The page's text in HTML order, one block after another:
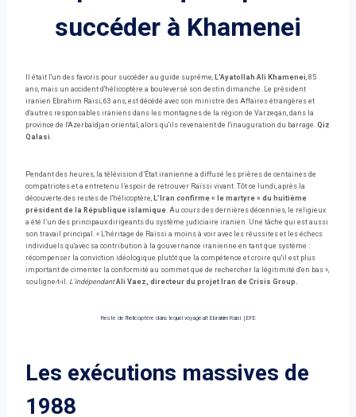
succéder à Khamenei
Il était l'un des favoris pour succéder au guide suprême, L'Ayatollah Ali Khamenei, 85
ans, mais un accident d'hélicoptère a bouleversé son destin dimanche. Le président
iranien Ebrahim Raisi, 63 ans, est décédé avec son ministre des Affaires étrangères et
d'autres responsables iraniens dans les montagnes de la région de Varzeqan, dans la
province de l'Azerbaïdjan oriental, alors qu'ils revenaient de l'inauguration du barrage. Qiz
Qalasi.
Pendant des heures, la télévision d’État iranienne a diffusé les prières de centaines de
compatriotes et a entretenu l’espoir de retrouver Raïssi vivant. Tôt ce lundi, après la
découverte des restes de l'hélicoptère, L’Iran confirme « le martyre » du huitième
président de la République islamique. Au cours des dernières décennies, le religieux
a été l’un des principaux dirigeants du système judiciaire iranien. Une tâche qui est aussi
son travail principal. « L'héritage de Raïssi a moins à voir avec les réussites et les échecs
individuels qu'avec sa contribution à la gouvernance iranienne en tant que système :
récompenser la conviction idéologique plutôt que la compétence et croire qu'il est plus
important de cimenter la conformité au sommet que de rechercher la légitimité d'en bas »,
souligne-t-il. L'indépendant Ali Vaez, directeur du projet Iran de Crisis Group.
Reste de l'hélicoptère dans lequel voyageait Ebrahim Raisí.| EFE
Les exécutions massives de
1988